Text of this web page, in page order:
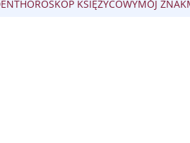
HOROSKOP KSIĘŻYCOWYMÓJ ZNAK